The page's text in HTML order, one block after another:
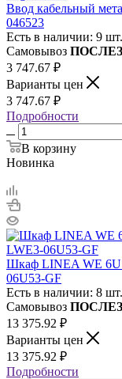
Ввод кабельный
046523
Есть в наличии: 9 шт.
Самовывоз
3 747.67 ₽
Варианты цен
3 747.67 ₽
Подробности
В корзину
Новинка
Шкаф LINEA WE 6U
06U53-GF
Есть в наличии: 8 шт.
Самовывоз
13 375.92 ₽
Варианты цен
13 375.92 ₽
Подробности